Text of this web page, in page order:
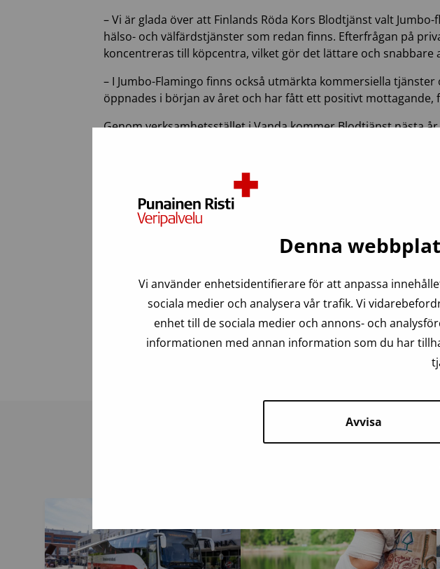
Denna
Vi använder enhetsidentifierare för att anpassa
sociala medier och analysera vår trafik. Vi
enhet till de sociala medier och annons- och
informationen med annan information som du har
Avvisa
– Vi är glada över att Finlands Röda Kors Blodtjänst valt
hälso- och välfärdstjänster som redan finns. Efterfrågan på
koncentreras till köpcentra, vilket gör det lättare och
– I Jumbo-Flamingo finns också utmärkta kommersiella
öppnades i början av året och har fått ett positivt mottagande,
Genom verksamhetsstället i Vanda kommer Blodtjänst nästa
Finlands Röda Kors Blodtjänst
patientvården. Vi ombesörjer insamling av blod från frivilliga
stöder organ- och stamcellstransplantationer. Blodtjänst är
i Vanda är försäljningsmässigt
kaféer, underhållningstjänster, två stormarknader och 5 500
om antalet rum. År 2022 omsatte Jumbo-Flamingo över 480
som köpcentret hyr ut är över 140 000 kvadratmeter.